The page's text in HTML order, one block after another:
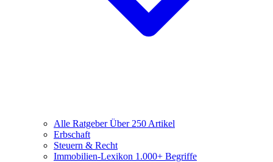
Alle RatgeberÜber 250 Artikel
Erbschaft
Steuern & Recht
Immobilien-Lexikon 1.000+ Begriffe